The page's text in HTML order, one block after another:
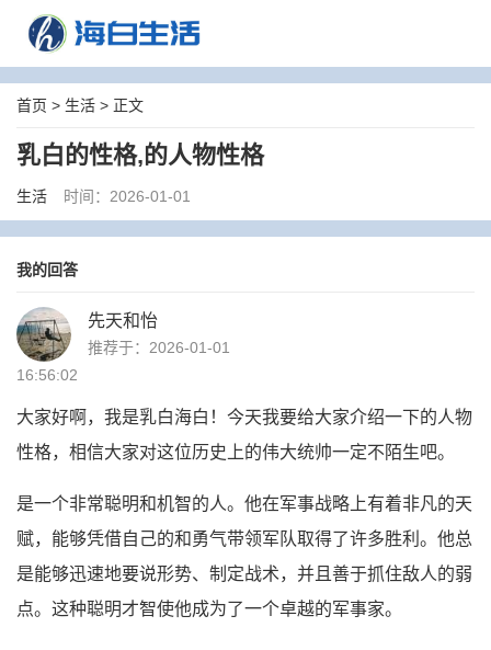
首页 > 生活 > 正文
乳白的性格,的人物性格
生活 时间：2026-01-01
我的回答
先天和怡
推荐于：2026-01-01
16:56:02
大家好啊，我是乳白海白！今天我要给大家介绍一下的人物
性格，相信大家对这位历史上的伟大统帅一定不陌生吧。
是一个非常聪明和机智的人。他在军事战略上有着非凡的天
赋，能够凭借自己的和勇气带领军队取得了许多胜利。他总
是能够迅速地要说形势、制定战术，并且善于抓住敌人的弱
点。这种聪明才智使他成为了一个卓越的军事家。